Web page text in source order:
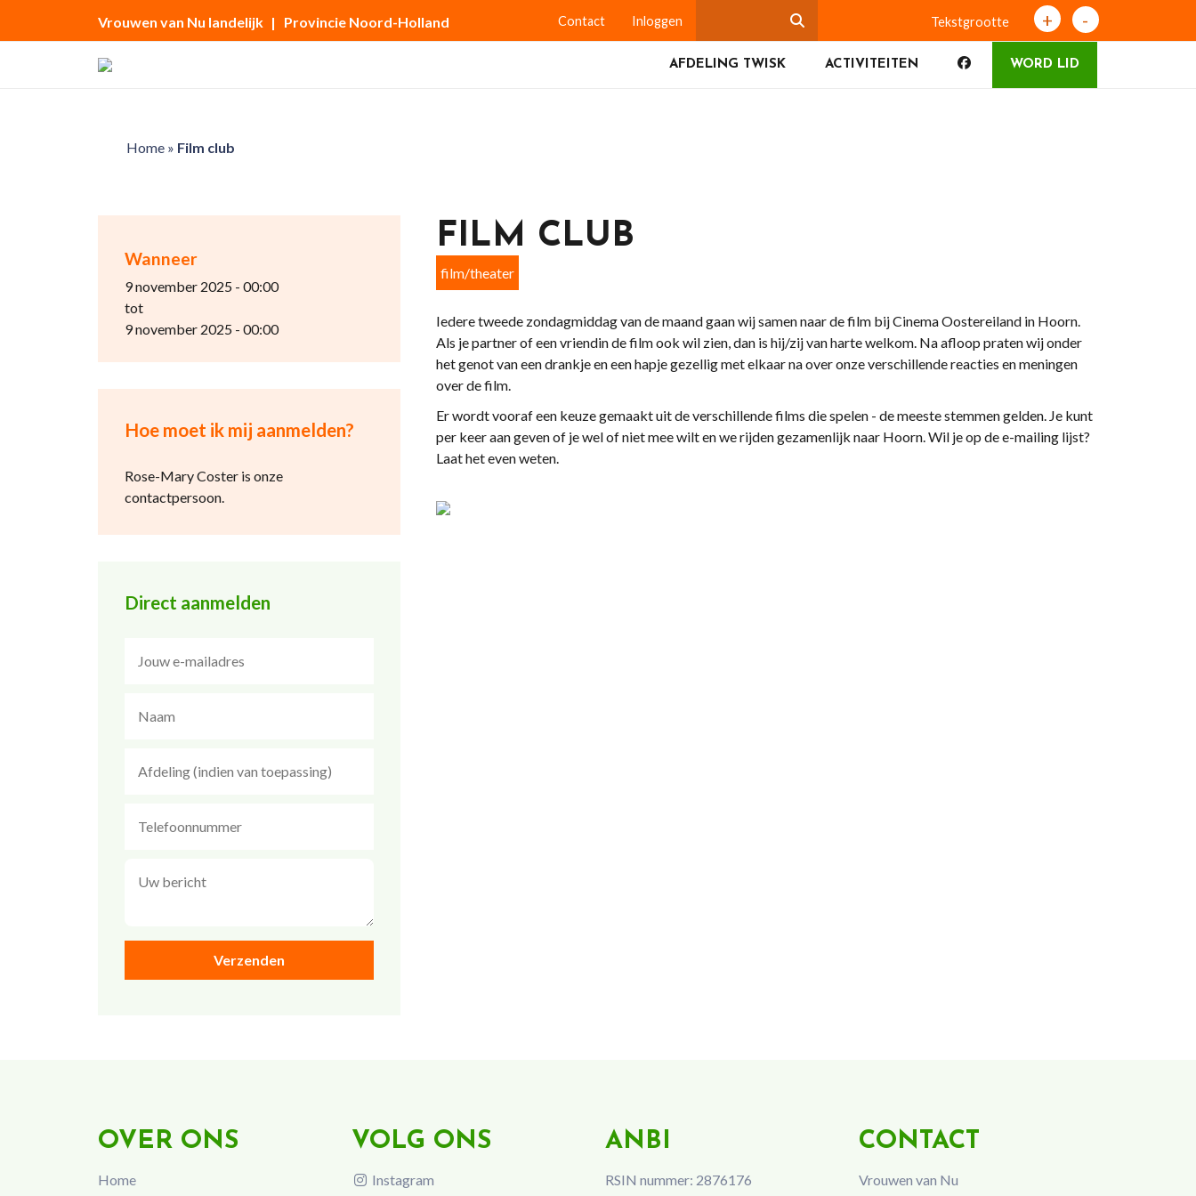
Vrouwen van Nu landelijk | Provincie Noord-Holland Contact Inloggen Tekstgrootte + -
AFDELING TWISK ACTIVITEITEN WORD LID
Home» Film club
Wanneer
9 november 2025 - 00:00
tot
9 november 2025 - 00:00
Hoe moet ik mij aanmelden?
Rose-Mary Coster is onze
contactpersoon.
Direct aanmelden
FILM CLUB
film/theater
Iedere tweede zondagmiddag van de maand gaan wij samen naar de film bij Cinema Oostereiland in Hoorn.
Als je partner of een vriendin de film ook wil zien, dan is hij/zij van harte welkom. Na afloop praten wij onder
het genot van een drankje en een hapje gezellig met elkaar na over onze verschillende reacties en meningen
over de film.
Er wordt vooraf een keuze gemaakt uit de verschillende films die spelen - de meeste stemmen gelden. Je kunt
per keer aan geven of je wel of niet mee wilt en we rijden gezamenlijk naar Hoorn. Wil je op de e-mailing lijst?
Laat het even weten.
OVER ONS
Home
VOLG ONS
Instagram
ANBI
RSIN nummer: 2876176
CONTACT
Vrouwen van Nu